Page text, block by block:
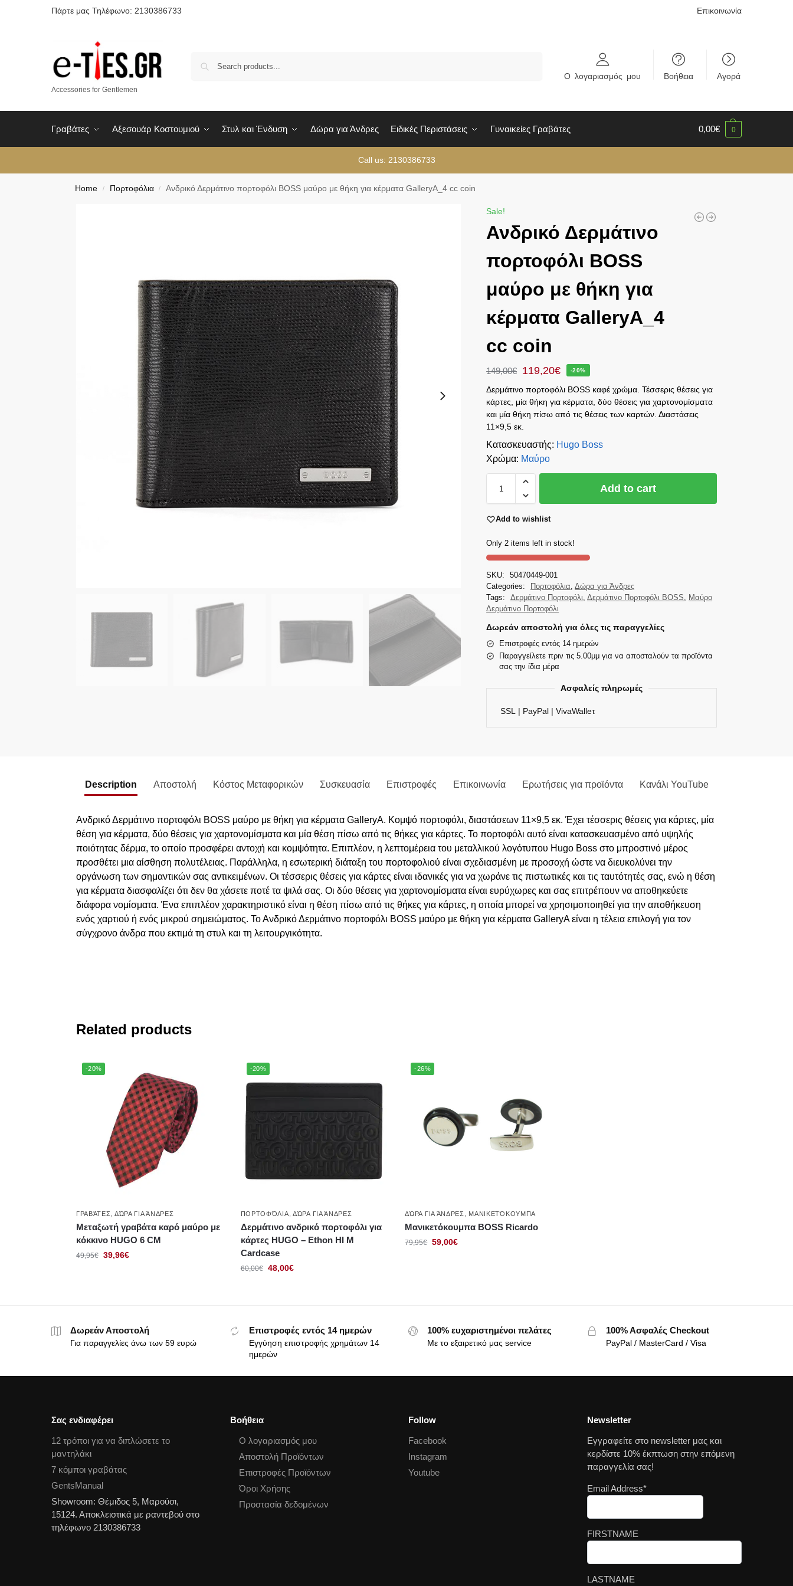
Πάρτε μας Τηλέφωνο: 2130386733 Επικοινωνία
Accessories for Gentlemen
Ο λογαριασμός μου Βοήθεια Αγορά
Γραβάτες Αξεσουάρ Κοστουμιού Στυλ και Ένδυση Δώρα για Άνδρες Ειδικές Περιστάσεις Γυναικείες Γραβάτες 0,00€ 0
Call us: 2130386733
Home / Πορτοφόλια / Ανδρικό Δερμάτινο πορτοφόλι BOSS μαύρο με θήκη για κέρματα GalleryA_4 cc coin
Sale!
Ανδρικό Δερμάτινο
πορτοφόλι BOSS
μαύρο με θήκη για
κέρματα GalleryA_4
cc coin
149,00€ 119,20€ -20%
Δερμάτινο πορτοφόλι BOSS καφέ χρώμα. Τέσσερις θέσεις για
κάρτες, μία θήκη για κέρματα, δύο θέσεις για χαρτονομίσματα
και μία θήκη πίσω από τις θέσεις των καρτών. Διαστάσεις
11×9,5 εκ.
Κατασκευαστής: Hugo Boss
Χρώμα: Μαύρο
Add to cart
Add to wishlist
Only 2 items left in stock!
SKU:
50470449-001
Categories:
Πορτοφόλια ,Δώρα για Άνδρες
Tags:
Δερμάτινο Πορτοφόλι ,Δερμάτινο Πορτοφόλι BOSS
Μαύρο
Δερμάτινο Πορτοφόλι
Δωρεάν αποστολή για όλες τις παραγγελίες
Επιστροφές εντός 14 ημερών
Παραγγείλετε πριν τις 5.00μμ για να αποσταλούν τα προϊόντα
σας την ίδια μέρα
Ασφαλείς πληρωμές
SSL | PayPal | VivaWalleτ
Description Αποστολή Κόστος Μεταφορικών Συσκευασία Επιστροφές Επικοινωνία Ερωτήσεις για προϊόντα Κανάλι YouTube
Ανδρικό Δερμάτινο πορτοφόλι BOSS μαύρο με θήκη για κέρματα GalleryA. Κομψό πορτοφόλι, διαστάσεων 11×9,5 εκ. Έχει τέσσερις θέσεις για κάρτες, μία
θέση για κέρματα, δύο θέσεις για χαρτονομίσματα και μία θέση πίσω από τις θήκες για κάρτες. Το πορτοφόλι αυτό είναι κατασκευασμένο από υψηλής
ποιότητας δέρμα, το οποίο προσφέρει αντοχή και κομψότητα. Επιπλέον, η λεπτομέρεια του μεταλλικού λογότυπου Hugo Boss στο μπροστινό μέρος
προσθέτει μια αίσθηση πολυτέλειας. Παράλληλα, η εσωτερική διάταξη του πορτοφολιού είναι σχεδιασμένη με προσοχή ώστε να διευκολύνει την
οργάνωση των σημαντικών σας αντικειμένων. Οι τέσσερις θέσεις για κάρτες είναι ιδανικές για να χωράνε τις πιστωτικές και τις ταυτότητές σας, ενώ η θέση
για κέρματα διασφαλίζει ότι δεν θα χάσετε ποτέ τα ψιλά σας. Οι δύο θέσεις για χαρτονομίσματα είναι ευρύχωρες και σας επιτρέπουν να αποθηκεύετε
διάφορα νομίσματα. Ένα επιπλέον χαρακτηριστικό είναι η θέση πίσω από τις θήκες για κάρτες, η οποία μπορεί να χρησιμοποιηθεί για την αποθήκευση
ενός χαρτιού ή ενός μικρού σημειώματος. Το Ανδρικό Δερμάτινο πορτοφόλι BOSS μαύρο με θήκη για κέρματα GalleryA είναι η τέλεια επιλογή για τον
σύγχρονο άνδρα που εκτιμά τη στυλ και τη λειτουργικότητα.
Related products
-20%
ΓΡΑΒΆΤΕΣ ΔΏΡΑ ΓΙΑ ΆΝΔΡΕΣ
Μεταξωτή γραβάτα καρό μαύρο με
κόκκινο HUGO 6 CΜ
49,95€ 39,96€
-20%
ΠΟΡΤΟΦΌΛΙΑ ΔΏΡΑ ΓΙΑ ΆΝΔΡΕΣ
Δερμάτινο ανδρικό πορτοφόλι για
κάρτες HUGO – Ethon HI M
Cardcase
60,00€ 48,00€
-26%
ΔΏΡΑ ΓΙΑ ΆΝΔΡΕΣ ΜΑΝΙΚΕΤΌΚΟΥΜΠΑ
Μανικετόκουμπα BOSS Ricardo
79,95€ 59,00€
Δωρεάν Αποστολή
Για παραγγελίες άνω των 59 ευρώ
Επιστροφές εντός 14 ημερών
Εγγύηση επιστροφής χρημάτων 14
ημερών
100% ευχαριστημένοι πελάτες
Με το εξαιρετικό μας service
100% Ασφαλές Checkout
PayPal / MasterCard / Visa
Σας ενδιαφέρει
12 τρόποι για να διπλώσετε το
μαντηλάκι
7 κόμποι γραβάτας
GentsManual
Showroom: Θέμιδος 5, Μαρούσι,
15124. Αποκλειστικά με ραντεβού στο
τηλέφωνο 2130386733
Βοήθεια
Ο λογαριασμός μου
Αποστολή Προϊόντων
Επιστροφές Προϊόντων
Όροι Χρήσης
Προστασία δεδομένων
Follow
Facebook
Instagram
Youtube
Newsletter
Εγγραφείτε στο newsletter μας και
κερδίστε 10% έκπτωση στην επόμενη
παραγγελία σας!
Email Address*
FIRSTNAME
LASTNAME